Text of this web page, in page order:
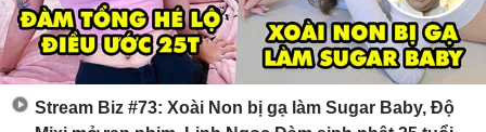
Stream Biz #73: Xoài Non bị gạ làm Sugar Baby, Độ